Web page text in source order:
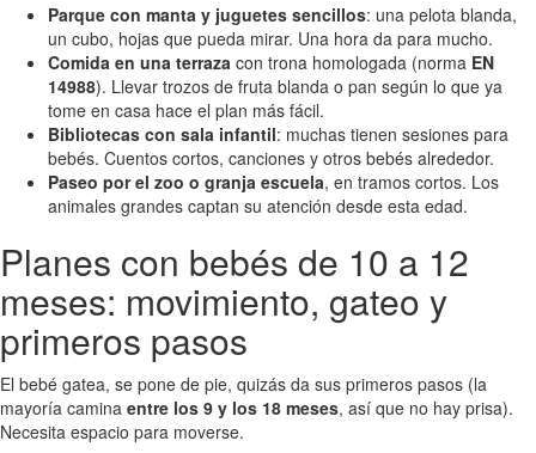
Parque con manta y juguetes sencillos: una pelota blanda,
un cubo, hojas que pueda mirar. Una hora da para mucho.
Comida en una terraza con trona homologada (norma EN
14988). Llevar trozos de fruta blanda o pan según lo que ya
tome en casa hace el plan más fácil.
Bibliotecas con sala infantil: muchas tienen sesiones para
bebés. Cuentos cortos, canciones y otros bebés alrededor.
Paseo por el zoo o granja escuela, en tramos cortos. Los
animales grandes captan su atención desde esta edad.
Planes con bebés de 10 a 12
meses: movimiento, gateo y
primeros pasos
El bebé gatea, se pone de pie, quizás da sus primeros pasos (la
mayoría camina entre los 9 y los 18 meses, así que no hay prisa).
Necesita espacio para moverse.